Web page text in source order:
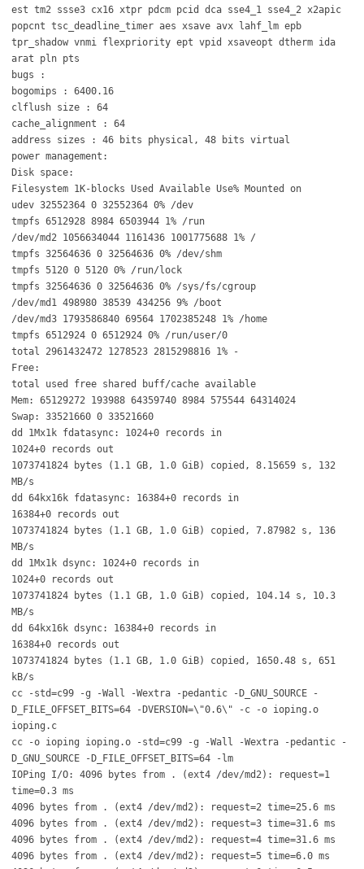
est tm2 ssse3 cx16 xtpr pdcm pcid dca sse4_1 sse4_2 x2apic
popcnt tsc_deadline_timer aes xsave avx lahf_lm epb
tpr_shadow vnmi flexpriority ept vpid xsaveopt dtherm ida
arat pln pts
bugs :
bogomips : 6400.16
clflush size : 64
cache_alignment : 64
address sizes : 46 bits physical, 48 bits virtual
power management:
Disk space:
Filesystem 1K-blocks Used Available Use% Mounted on
udev 32552364 0 32552364 0% /dev
tmpfs 6512928 8984 6503944 1% /run
/dev/md2 1056634044 1161436 1001775688 1% /
tmpfs 32564636 0 32564636 0% /dev/shm
tmpfs 5120 0 5120 0% /run/lock
tmpfs 32564636 0 32564636 0% /sys/fs/cgroup
/dev/md1 498980 38539 434256 9% /boot
/dev/md3 1793586840 69564 1702385248 1% /home
tmpfs 6512924 0 6512924 0% /run/user/0
total 2961432472 1278523 2815298816 1% -
Free:
total used free shared buff/cache available
Mem: 65129272 193988 64359740 8984 575544 64314024
Swap: 33521660 0 33521660
dd 1Mx1k fdatasync: 1024+0 records in
1024+0 records out
1073741824 bytes (1.1 GB, 1.0 GiB) copied, 8.15659 s, 132
MB/s
dd 64kx16k fdatasync: 16384+0 records in
16384+0 records out
1073741824 bytes (1.1 GB, 1.0 GiB) copied, 7.87982 s, 136
MB/s
dd 1Mx1k dsync: 1024+0 records in
1024+0 records out
1073741824 bytes (1.1 GB, 1.0 GiB) copied, 104.14 s, 10.3
MB/s
dd 64kx16k dsync: 16384+0 records in
16384+0 records out
1073741824 bytes (1.1 GB, 1.0 GiB) copied, 1650.48 s, 651
kB/s
cc -std=c99 -g -Wall -Wextra -pedantic -D_GNU_SOURCE -
D_FILE_OFFSET_BITS=64 -DVERSION=\"0.6\" -c -o ioping.o
ioping.c
cc -o ioping ioping.o -std=c99 -g -Wall -Wextra -pedantic -
D_GNU_SOURCE -D_FILE_OFFSET_BITS=64 -lm
IOPing I/O: 4096 bytes from . (ext4 /dev/md2): request=1
time=0.3 ms
4096 bytes from . (ext4 /dev/md2): request=2 time=25.6 ms
4096 bytes from . (ext4 /dev/md2): request=3 time=31.6 ms
4096 bytes from . (ext4 /dev/md2): request=4 time=31.6 ms
4096 bytes from . (ext4 /dev/md2): request=5 time=6.0 ms